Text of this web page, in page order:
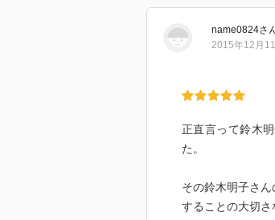
name0824さ
2015年12月
正直言って鈴木
た。
その鈴木明子さ
することの大切さ